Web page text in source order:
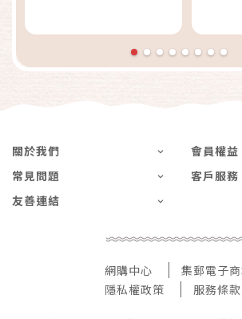
關於我們
會員權益
常見問題
客戶服務
友善連結
網購中心
集郵電子
隱私權政策
服務條款